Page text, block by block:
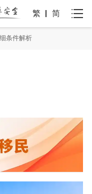
繁 简
条件解析